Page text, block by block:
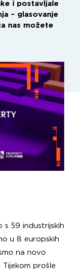
i postavljale
– glasovanje
nas možete
s 59 industrijskih
u 8 europskih
na novo
prošle